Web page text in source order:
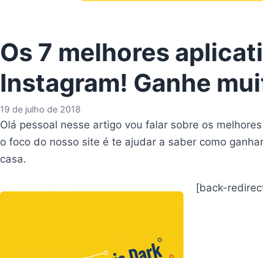
Os 7 melhores
Instagram! Ganhe
19 de julho de 2018
Olá pessoal nesse artigo vou falar sobre os
o foco do nosso site é te ajudar a saber como
casa.
[back-